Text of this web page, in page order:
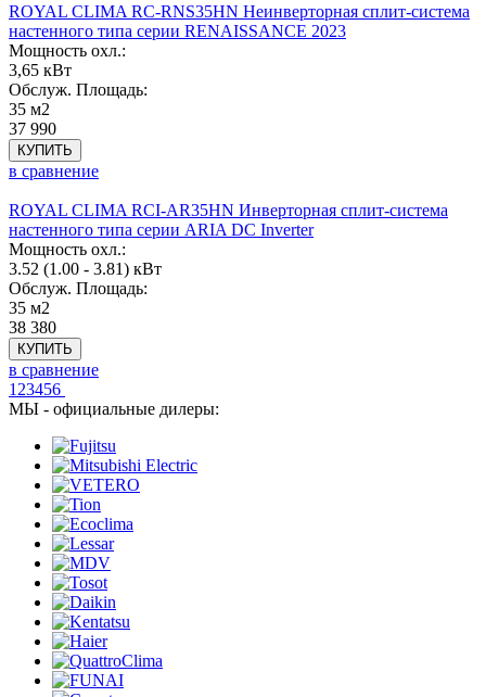
ROYAL CLIMA RC-RNS35HN Неинверторная сплит-система
настенного типа серии RENAISSANCE 2023
Мощность охл.:
3,65 кВт
Обслуж. Площадь:
35 м2
37 990
КУПИТЬ
в сравнение
ROYAL CLIMA RCI-AR35HN Инверторная сплит-система
настенного типа серии ARIA DC Inverter
Мощность охл.:
3.52 (1.00 - 3.81) кВт
Обслуж. Площадь:
35 м2
38 380
КУПИТЬ
в сравнение
1 23456
МЫ - официальные дилеры: